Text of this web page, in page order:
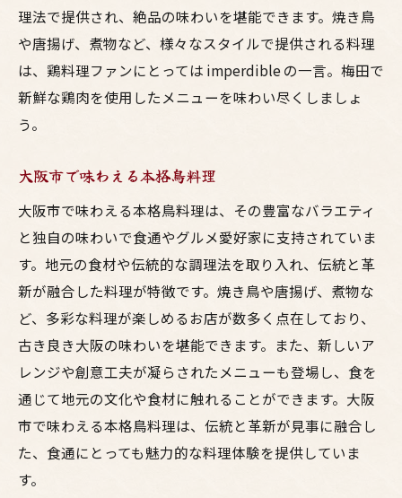
理法で提供され、絶品の味わいを堪能できます。焼き鳥
や唐揚げ、煮物など、様々なスタイルで提供される料理
は、鶏料理ファンにとっては imperdible の一言。梅田で
新鮮な鶏肉を使用したメニューを味わい尽くしましょ
う。
大阪市で味わえる本格鳥料理
大阪市で味わえる本格鳥料理は、その豊富なバラエティ
と独自の味わいで食通やグルメ愛好家に支持されていま
す。地元の食材や伝統的な調理法を取り入れ、伝統と革
新が融合した料理が特徴です。焼き鳥や唐揚げ、煮物な
ど、多彩な料理が楽しめるお店が数多く点在しており、
古き良き大阪の味わいを堪能できます。また、新しいア
レンジや創意工夫が凝らされたメニューも登場し、食を
通じて地元の文化や食材に触れることができます。大阪
市で味わえる本格鳥料理は、伝統と革新が見事に融合し
た、食通にとっても魅力的な料理体験を提供していま
す。